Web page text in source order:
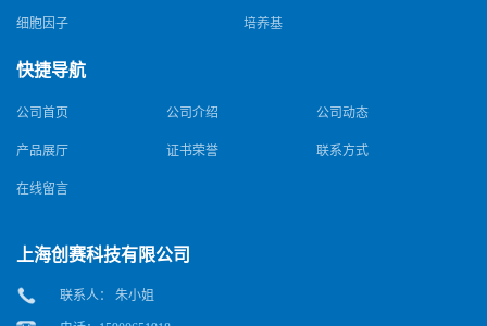
细胞因子 培养基
快捷导航
公司首页 公司介绍 公司动态
产品展厅 证书荣誉 联系方式
在线留言
上海创赛科技有限公司
联系人： 朱小姐